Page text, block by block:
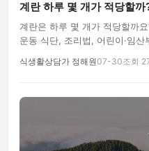
계란 하루 몇 개가 적당할
계란은 하루 몇 개가 적당할까
운동 식단, 조리법, 어린이·임
식생활상담가 정해원07-30조회